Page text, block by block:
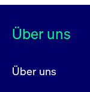
Über uns
Über uns